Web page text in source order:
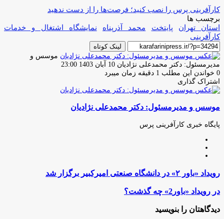
کارآفرینی پرس را نصب کنید؛ فرصت‌ها را از دست ندهید
برچسب ها
استان تهران
پایتخت محمد آذرپناه
نمایشگاه اشتغال و خدمات
کارآفرینی
لینک کوتاه
موسس و
مدیرمسئول: دکتر محمدعلی نژادیان ارسال
ایمیل
10 آبان 1403 23:00
0 خواندن این مطلب 1 دقیقه زمان میبرد
اشتراک گذاری
فیس
توئیتر
لینکدین
واتس
تلگرام
اشتراک
از
ایمیل
چاپ
موسس و مدیرمسئول: دکتر محمدعلی نژادیان
پایگاه خبری کارآفرینی پرس
رویداد
«باور
در
دانشگاه
صنعتی
رویداد «باور ۲» در دانشگاه صنعتی امیرکبیر برگزار شد
در
«باور2»
در رویداد «باور2» چه گذشت؟
دیدگاهتان را بنویسید